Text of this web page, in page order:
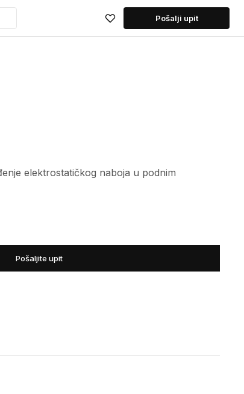
Pošalji upit
elektrostatičkog naboja u podnim
Pošaljite upit